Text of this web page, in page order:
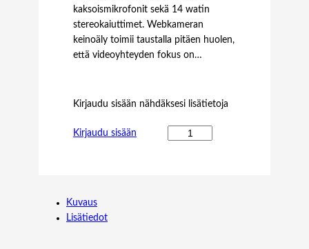
kaksoismikrofonit sekä 14 watin
stereokaiuttimet. Webkameran
keinoäly toimii taustalla pitäen huolen,
että videoyhteyden fokus on…
Kirjaudu sisään nähdäksesi lisätietoja
Kirjaudu sisään
Kuvaus
Lisätiedot